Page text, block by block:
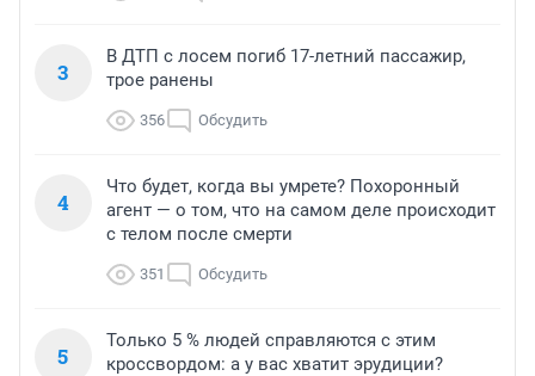
3
В ДТП с лосем погиб 17-летний пассажир,
трое ранены
356 Обсудить
4
Что будет, когда вы умрете? Похоронный
агент — о том, что на самом деле происходит
с телом после смерти
351 Обсудить
5
Только 5 % людей справляются с этим
кроссвордом: а у вас хватит эрудиции?